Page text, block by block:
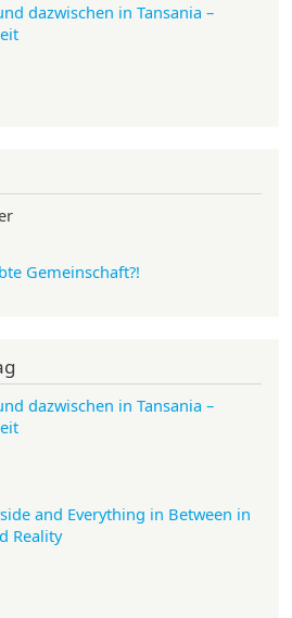
dazwischen in Tansania –
Gemeinschaft?!
dazwischen in Tansania –
and Everything in Between in
Reality